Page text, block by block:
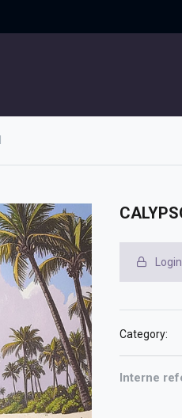
Category:
Interne